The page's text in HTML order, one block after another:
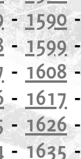
-1590
-1599
- 1608
- 1617
-1626
-1635